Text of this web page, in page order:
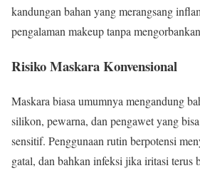
kandungan bahan yang merangsang
pengalaman makeup tanpa
Risiko Maskara Konvensional
Maskara biasa umumnya mengandung
silikon, pewarna, dan pengawet yang
sensitif. Penggunaan rutin berpotensi
gatal, dan bahkan infeksi jika iritasi terus